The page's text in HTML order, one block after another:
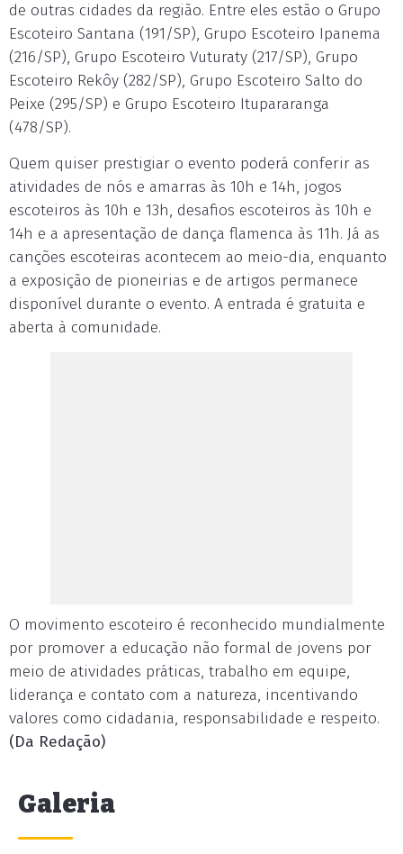
de outras cidades da região. Entre eles estão o Grupo
Escoteiro Santana (191/SP), Grupo Escoteiro Ipanema
(216/SP), Grupo Escoteiro Vuturaty (217/SP), Grupo
Escoteiro Rekôy (282/SP), Grupo Escoteiro Salto do
Peixe (295/SP) e Grupo Escoteiro Itupararanga
(478/SP).
Quem quiser prestigiar o evento poderá conferir as
atividades de nós e amarras às 10h e 14h, jogos
escoteiros às 10h e 13h, desafios escoteiros às 10h e
14h e a apresentação de dança flamenca às 11h. Já as
canções escoteiras acontecem ao meio-dia, enquanto
a exposição de pioneirias e de artigos permanece
disponível durante o evento. A entrada é gratuita e
aberta à comunidade.
O movimento escoteiro é reconhecido mundialmente
por promover a educação não formal de jovens por
meio de atividades práticas, trabalho em equipe,
liderança e contato com a natureza, incentivando
valores como cidadania, responsabilidade e respeito.
(Da Redação)
Galeria